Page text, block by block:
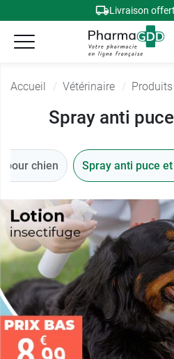
Livraison
Accueil Vétérinaire
Spray anti
pour chien Spray anti puce